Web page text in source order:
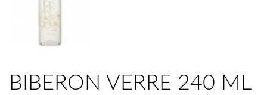
BIBERON VERRE 240 ML